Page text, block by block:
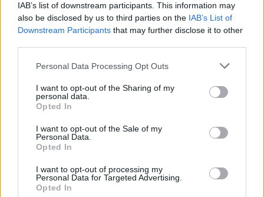
IAB’s list of downstream participants. This information may
also be disclosed by us to third parties on the IAB’s List of
Downstream Participants that may further disclose it to other
Personal Data Processing Opt Outs
I want to opt-out of the Sharing of my
personal data.
Opted In
I want to opt-out of the Sale of my
Personal Data.
Opted In
I want to opt-out of processing my
Personal Data for Targeted Advertising.
Opted In
Susiję straipsniai
Atkaklioje kovoje latviai